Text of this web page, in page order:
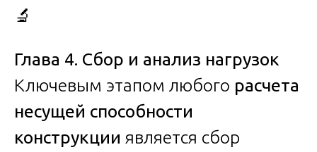
🔬
Глава 4. Сбор и анализ нагрузок
Ключевым этапом любого расчета
несущей способности
конструкции является сбор